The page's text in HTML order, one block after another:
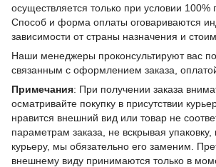
осуществляется только при условии 100%
Способ и форма оплаты оговариваются
зависимости от страны назначения и
Наши менеджеры проконсультируют вас
связанным с оформлением заказа,
Примечания: При получении заказа
осматривайте покупку в присутствии
нравится внешний вид или товар не
параметрам заказа, не вскрывая упаковку,
курьеру, мы обязательно его заменим.
внешнему виду принимаются только в